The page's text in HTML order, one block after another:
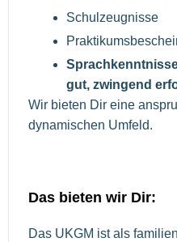
Schulzeugnisse
gut, zwingend
Wir bieten Dir eine
dynamischen Umfeld.
Das bieten wir Dir:
Das UKGM ist als